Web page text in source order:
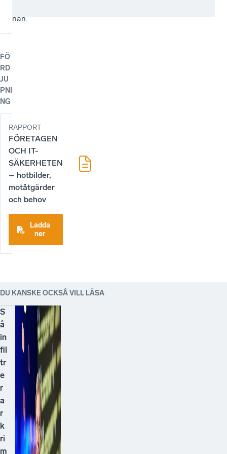
han.
FÖ
RD
JU
PNI
NG
RAPPORT
FÖRETAGEN
OCH IT-
SÄKERHETEN
– hotbilder,
motåtgärder
och behov
Ladda
ner
DU KANSKE OCKSÅ VILL LÄSA
S
å
in
fil
tr
e
r
a
r
k
ri
m